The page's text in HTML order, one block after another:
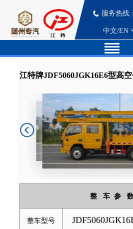
服务热线
中文/EN
江特牌JDF5060JGK16E6型高
整 车 参
整车型号